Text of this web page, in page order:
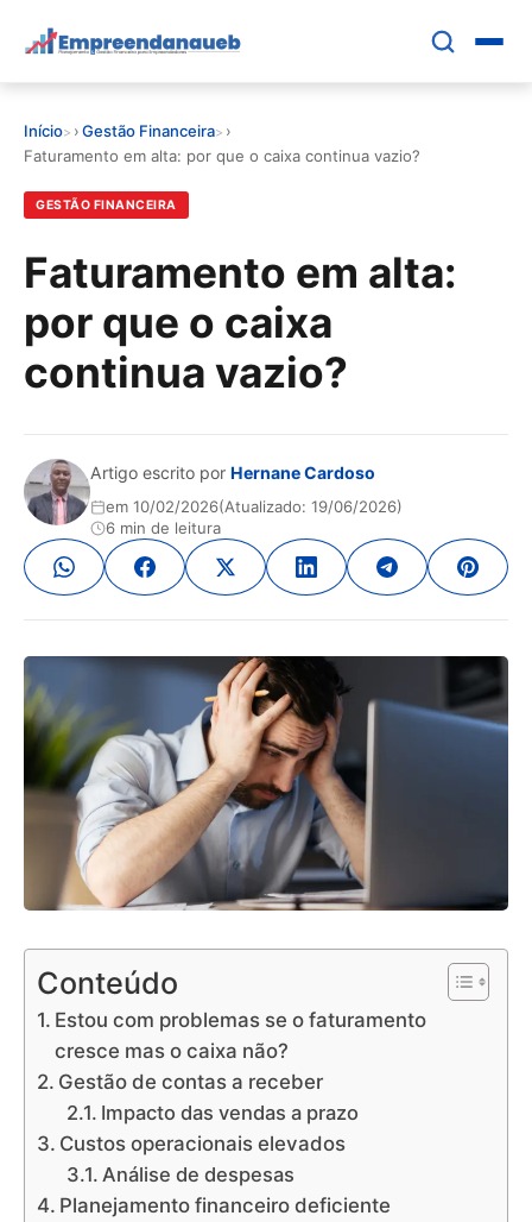
para
principal
EDUCAR E CRESCER
CRESCIMENTO
CONTROLE FINANCEIRO
FERRAMENTAS
Início ›Gestão Financeira
›
Faturamento em alta: por que o caixa continua vazio?
GESTÃO FINANCEIRA
Faturamento em alta:
por que o caixa
continua vazio?
Artigo escrito por Hernane Cardoso
em 10/02/2026(Atualizado: 19/06/2026)
6 min de leitura
Conteúdo
Estou com problemas se o faturamento
cresce mas o caixa não?
Gestão de contas a receber
Impacto das vendas a prazo
Custos operacionais elevados
Análise de despesas
Planejamento financeiro deficiente